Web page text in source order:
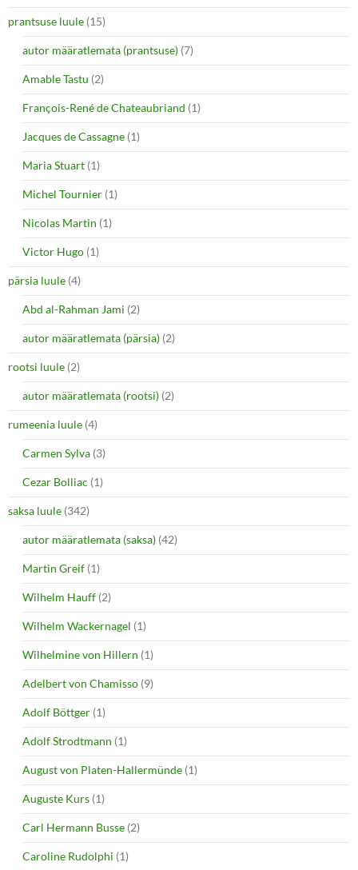
prantsuse luule (15)
autor määratlemata (prantsuse) (7)
Amable Tastu (2)
François-René de Chateaubriand (1)
Jacques de Cassagne (1)
Maria Stuart (1)
Michel Tournier (1)
Nicolas Martin (1)
Victor Hugo (1)
pärsia luule (4)
Abd al-Rahman Jami (2)
autor määratlemata (pärsia) (2)
rootsi luule (2)
autor määratlemata (rootsi) (2)
rumeenia luule (4)
Carmen Sylva (3)
Cezar Bolliac (1)
saksa luule (342)
autor määratlemata (saksa) (42)
Martin Greif (1)
Wilhelm Hauff (2)
Wilhelm Wackernagel (1)
Wilhelmine von Hillern (1)
Adelbert von Chamisso (9)
Adolf Böttger (1)
Adolf Strodtmann (1)
August von Platen-Hallermünde (1)
Auguste Kurs (1)
Carl Hermann Busse (2)
Caroline Rudolphi (1)